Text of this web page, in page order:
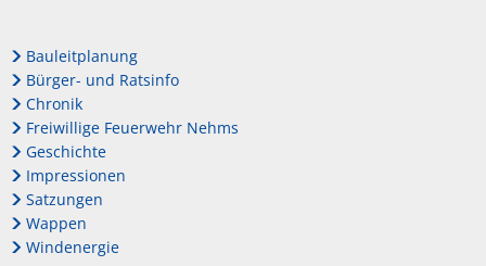
Bauleitplanung
Bürger- und Ratsinfo
Chronik
Freiwillige Feuerwehr Nehms
Geschichte
Impressionen
Satzungen
Wappen
Windenergie